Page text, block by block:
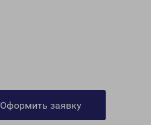
Оформить заявку